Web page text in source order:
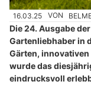
16.03.25 VON
Die 24. Ausgabe
Gartenliebhaber in
Gärten,
wurde das
eindrucksvoll